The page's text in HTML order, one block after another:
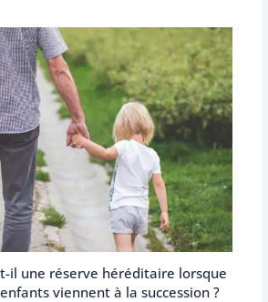
t-il une réserve héréditaire lorsque
viennent à la succession ?